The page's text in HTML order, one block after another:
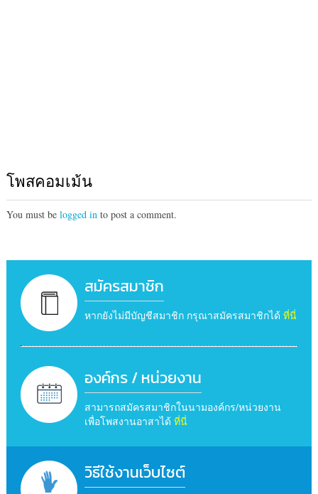
โพสคอมเม้น
You must be logged into post a comment.
สมัครสมาชิก
หากยังไม่มีบัญชีสมาชิก กรุณาสมัครสมาชิกได้ ที่นี่
องค์กร / หน่วยงาน
สามารถสมัครสมาชิกในนามองค์กร/หน่วยงาน
เพื่อโพสงานอาสาได้ ที่นี่
วิธีใช้งานเว็บไซต์